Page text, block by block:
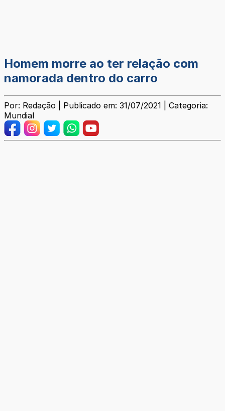
Homem morre ao ter relação com
namorada dentro do carro
Por: Redação | Publicado em: 31/07/2021 | Categoria:
Mundial